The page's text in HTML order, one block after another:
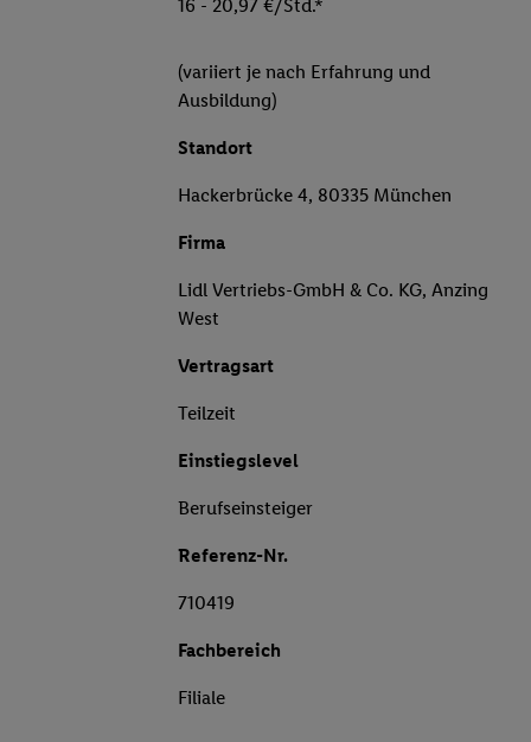
16 - 20,97 €/Std.*
(variiert je nach Erfahrung und
Ausbildung)
Standort
Hackerbrücke 4, 80335 München
Firma
Lidl Vertriebs-GmbH & Co. KG, Anzing
West
Vertragsart
Teilzeit
Einstiegslevel
Berufseinsteiger
Referenz-Nr.
710419
Fachbereich
Filiale